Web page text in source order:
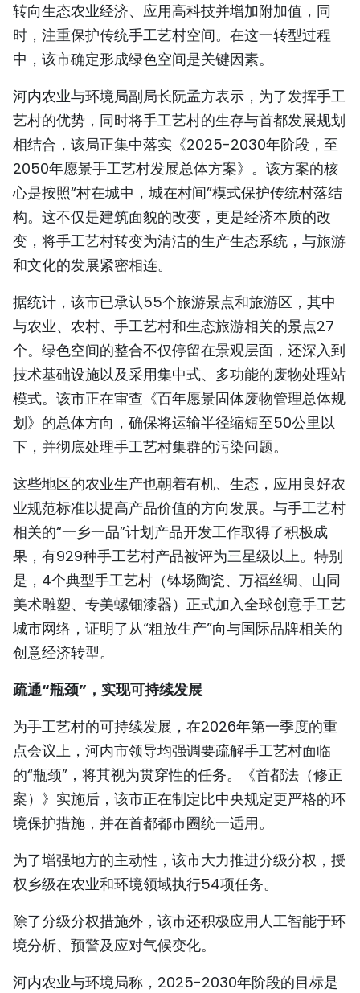
FRANÇAIS
РУССКИЙ
ESPAÑOL
转向生态农业经济、应用高科技并增加附加值，同
时，注重保护传统手工艺村空间。在这一转型过程
中，该市确定形成绿色空间是关键因素。
河内农业与环境局副局长阮孟方表示，为了发挥手工
艺村的优势，同时将手工艺村的生存与首都发展规划
相结合，该局正集中落实《2025-2030年阶段，至
2050年愿景手工艺村发展总体方案》。该方案的核
心是按照“村在城中，城在村间”模式保护传统村落结
构。这不仅是建筑面貌的改变，更是经济本质的改
变，将手工艺村转变为清洁的生产生态系统，与旅游
和文化的发展紧密相连。
据统计，该市已承认55个旅游景点和旅游区，其中
与农业、农村、手工艺村和生态旅游相关的景点27
个。绿色空间的整合不仅停留在景观层面，还深入到
技术基础设施以及采用集中式、多功能的废物处理站
模式。该市正在审查《百年愿景固体废物管理总体规
划》的总体方向，确保将运输半径缩短至50公里以
下，并彻底处理手工艺村集群的污染问题。
这些地区的农业生产也朝着有机、生态，应用良好农
业规范标准以提高产品价值的方向发展。与手工艺村
相关的“一乡一品”计划产品开发工作取得了积极成
果，有929种手工艺村产品被评为三星级以上。特别
是，4个典型手工艺村（钵场陶瓷、万福丝绸、山同
美术雕塑、专美螺钿漆器）正式加入全球创意手工艺
城市网络，证明了从“粗放生产”向与国际品牌相关的
创意经济转型。
疏通“瓶颈”，实现可持续发展
为手工艺村的可持续发展，在2026年第一季度的重
点会议上，河内市领导均强调要疏解手工艺村面临
的“瓶颈”，将其视为贯穿性的任务。《首都法（修正
案）》实施后，该市正在制定比中央规定更严格的环
境保护措施，并在首都都市圈统一适用。
为了增强地方的主动性，该市大力推进分级分权，授
权乡级在农业和环境领域执行54项任务。
除了分级分权措施外，该市还积极应用人工智能于环
境分析、预警及应对气候变化。
河内农业与环境局称，2025-2030年阶段的目标是